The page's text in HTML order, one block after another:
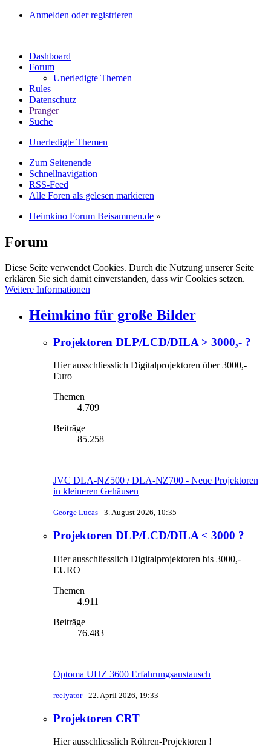
Anmelden oder registrieren
Dashboard
Forum
Unerledigte Themen
Rules
Datenschutz
Pranger
Suche
Unerledigte Themen
Zum Seitenende
Schnellnavigation
RSS-Feed
Alle Foren als gelesen markieren
Heimkino Forum Beisammen.de »
Forum
Diese Seite verwendet Cookies. Durch die Nutzung unserer Seite
erklären Sie sich damit einverstanden, dass wir Cookies setzen.
Weitere Informationen
Heimkino für große Bilder
Projektoren DLP/LCD/DILA > 3000,- ?
Hier ausschliesslich Digitalprojektoren über 3000,-
Euro
Themen
4.709
Beiträge
85.258
JVC DLA-NZ500 / DLA-NZ700 - Neue Projektoren
in kleineren Gehäusen
George Lucas - 3. August 2026, 10:35
Projektoren DLP/LCD/DILA < 3000 ?
Hier ausschliesslich Digitalprojektoren bis 3000,-
EURO
Themen
4.911
Beiträge
76.483
Optoma UHZ 3600 Erfahrungsaustausch
reelyator- 22. April 2026, 19:33
Projektoren CRT
Hier ausschliesslich Röhren-Projektoren !